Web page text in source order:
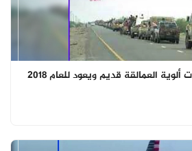
الفيديو المتداول لتعزيزات ألوية العمالقة قديم ويعود للعام 2018